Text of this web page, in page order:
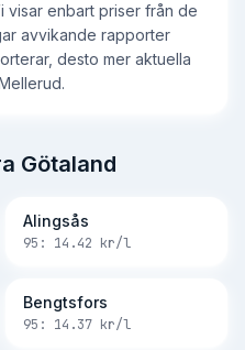
visar enbart priser från de
avvikande rapporter
desto mer aktuella
Götaland
Alingsås
95: 14.42 kr/l
Bengtsfors
95: 14.37 kr/l